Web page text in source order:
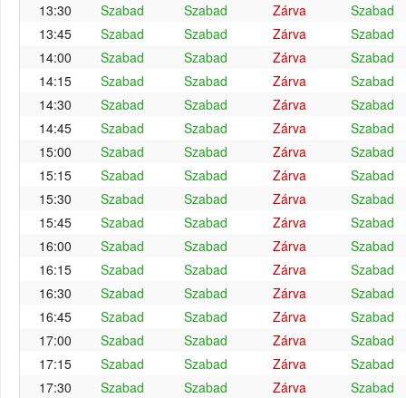
13:30
Szabad Szabad Zárva
Szabad
13:45
Szabad Szabad Zárva
Szabad
14:00
Szabad Szabad Zárva
Szabad
14:15
Szabad Szabad Zárva
Szabad
14:30
Szabad Szabad Zárva
Szabad
14:45
Szabad Szabad Zárva
Szabad
15:00
Szabad Szabad Zárva
Szabad
15:15
Szabad Szabad Zárva
Szabad
15:30
Szabad Szabad Zárva
Szabad
15:45
Szabad Szabad Zárva
Szabad
16:00
Szabad Szabad Zárva
Szabad
16:15
Szabad Szabad Zárva
Szabad
16:30
Szabad Szabad Zárva
Szabad
16:45
Szabad Szabad Zárva
Szabad
17:00
Szabad Szabad Zárva
Szabad
17:15
Szabad Szabad Zárva
Szabad
17:30
Szabad Szabad Zárva
Szabad